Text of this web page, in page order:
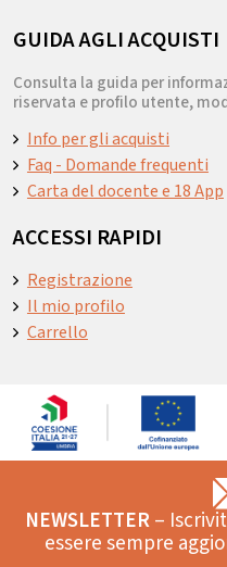
GUIDA AGLI ACQUISTI
Consulta la guida per
riservata e profilo utente,
Info per gli acquisti
Faq - Domande frequenti
Carta del docente e 18 App
ACCESSI RAPIDI
Registrazione
Il mio profilo
Carrello
NEWSLETTER–
essere sempre